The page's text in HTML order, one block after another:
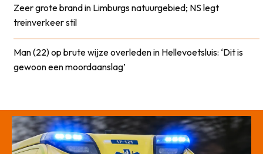
Zeer grote brand in Limburgs natuurgebied; NS legt
treinverkeer stil
Man (22) op brute wijze overleden in Hellevoetsluis: ‘Dit is
gewoon een moordaanslag’